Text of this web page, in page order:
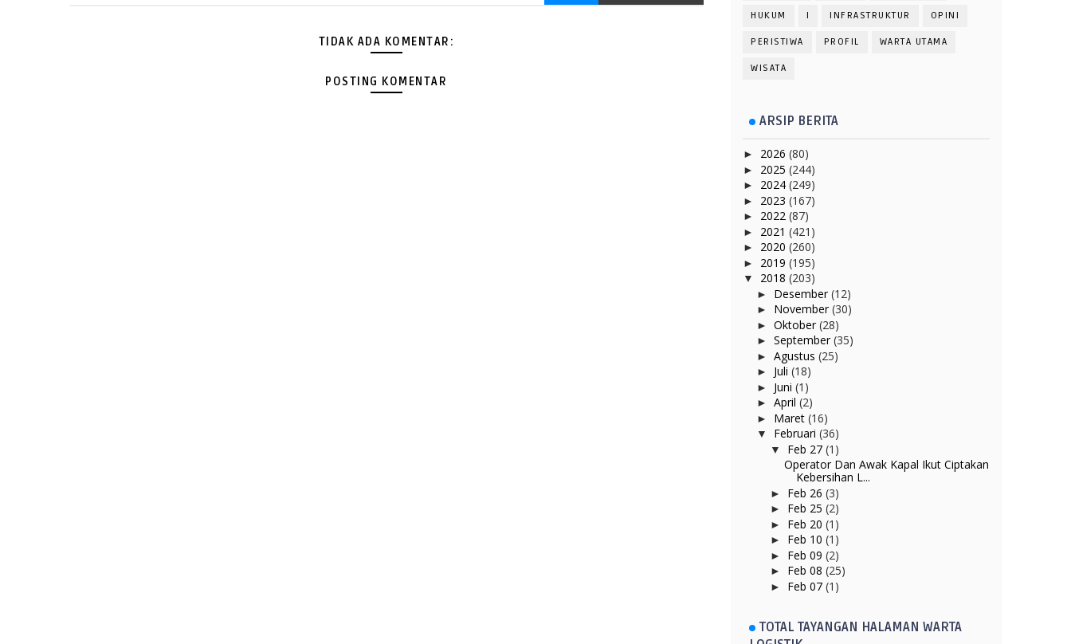
TIDAK ADA KOMENTAR:
POSTING KOMENTAR
HUKUM I INFRASTRUKTUR OPINI
PERISTIWA PROFIL WARTA UTAMA
WISATA
ARSIP BERITA
► 2026 (80)
► 2025 (244)
► 2024 (249)
► 2023 (167)
► 2022 (87)
► 2021 (421)
► 2020 (260)
► 2019 (195)
▼ 2018 (203)
► Desember(12)
► November(30)
► Oktober(28)
► September(35)
► Agustus (25)
► Juli (18)
► Juni (1)
► April (2)
► Maret (16)
▼ Februari (36)
▼ Feb 27 (1)
Operator Dan Awak Kapal Ikut Ciptakan
Kebersihan L...
► Feb 26 (3)
► Feb 25 (2)
► Feb 20 (1)
► Feb 10 (1)
► Feb 09 (2)
► Feb 08 (25)
► Feb 07 (1)
TOTAL TAYANGAN HALAMAN WARTA